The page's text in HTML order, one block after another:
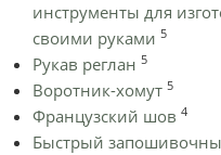
инструменты для
своими руками 5
Рукав реглан 5
Воротник-хомут 5
Французский шов 4
Быстрый